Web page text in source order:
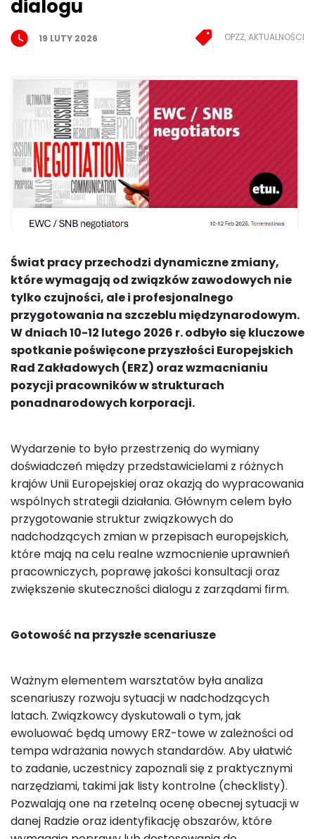
dialogu
19 LUTY 2026 OPZZ, AKTUALNOŚCI
Świat pracy przechodzi dynamiczne zmiany,
które wymagają od związków zawodowych nie
tylko czujności, ale i profesjonalnego
przygotowania na szczeblu międzynarodowym.
W dniach 10-12 lutego 2026 r. odbyło się kluczowe
spotkanie poświęcone przyszłości Europejskich
Rad Zakładowych (ERZ) oraz wzmacnianiu
pozycji pracowników w strukturach
ponadnarodowych korporacji.
Wydarzenie to było przestrzenią do wymiany
doświadczeń między przedstawicielami z różnych
krajów Unii Europejskiej oraz okazją do wypracowania
wspólnych strategii działania. Głównym celem było
przygotowanie struktur związkowych do
nadchodzących zmian w przepisach europejskich,
które mają na celu realne wzmocnienie uprawnień
pracowniczych, poprawę jakości konsultacji oraz
zwiększenie skuteczności dialogu z zarządami firm.
Gotowość na przyszłe scenariusze
Ważnym elementem warsztatów była analiza
scenariuszy rozwoju sytuacji w nadchodzących
latach. Związkowcy dyskutowali o tym, jak
ewoluować będą umowy ERZ-towe w zależności od
tempa wdrażania nowych standardów. Aby ułatwić
to zadanie, uczestnicy zapoznali się z praktycznymi
narzędziami, takimi jak listy kontrolne (checklisty).
Pozwalają one na rzetelną ocenę obecnej sytuacji w
danej Radzie oraz identyfikację obszarów, które